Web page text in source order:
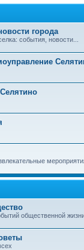
города
события, новости...
общественной